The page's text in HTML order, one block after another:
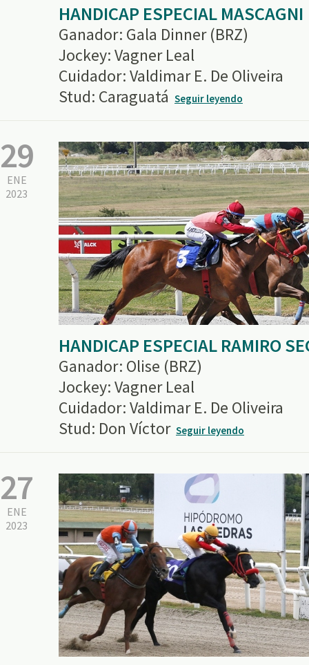
HANDICAP ESPECIAL MASCAGNI
Ganador: Gala Dinner (BRZ)
Jockey: Vagner Leal
Cuidador: Valdimar E. De Oliveira
Stud: Caraguatá Seguir leyendo
29
ENE
2023
HANDICAP ESPECIAL RAMIRO
Ganador: Olise (BRZ)
Jockey: Vagner Leal
Cuidador: Valdimar E. De Oliveira
Stud: Don Víctor Seguir leyendo
27
ENE
2023